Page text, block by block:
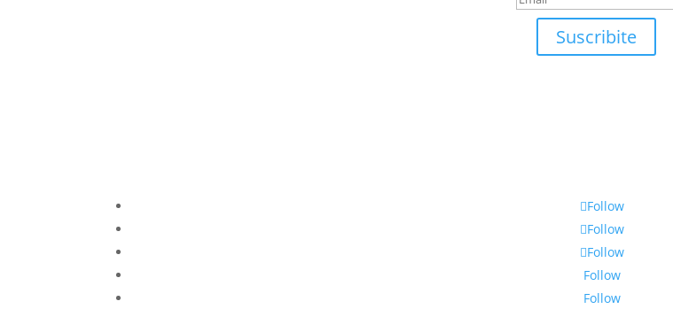
Suscribite
Follow
Follow
Follow
Follow
Follow